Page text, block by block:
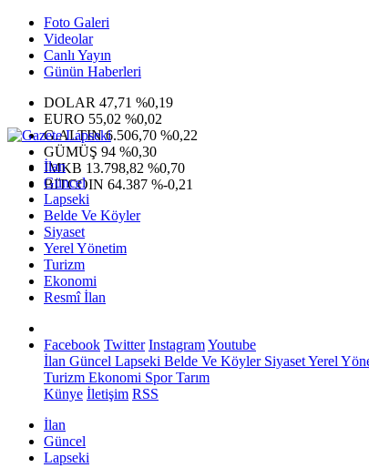
Foto Galeri
Videolar
Canlı Yayın
Günün Haberleri
DOLAR 47,71 %0,19
EURO 55,02 %0,02
G.ALTIN6.506,70 %0,22
GÜMÜŞ 94 %0,30
IMKB 13.798,82 %0,70
BITCOIN 64.387 %-0,21
İlan
Güncel
Lapseki
Belde Ve Köyler
Siyaset
Yerel Yönetim
Turizm
Ekonomi
Resmî İlan
Facebook Twitter InstagramYoutube
İlan Güncel Lapseki Belde Ve KöylerSiyasetYerel
Turizm Ekonomi SporTarım
Künye İletişim RSS
İlan
Güncel
Lapseki